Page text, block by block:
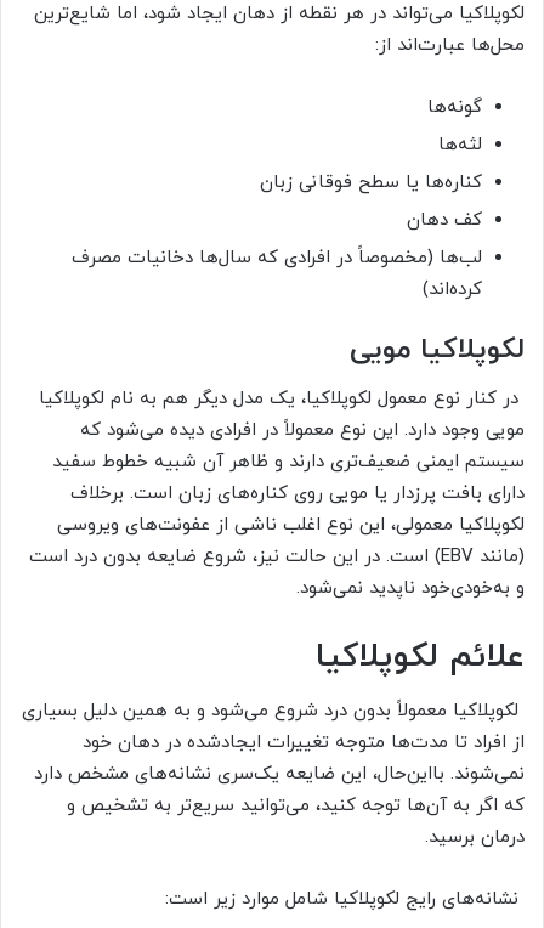
لکوپلاکیا می‌تواند در هر نقطه از دهان ایجاد شود، اما شایع‌ترین
محل‌ها عبارت‌اند از:
گونه‌ها
لثه‌ها
کناره‌ها یا سطح فوقانی زبان
کف دهان
لب‌ها (مخصوصاً در افرادی که سال‌ها دخانیات مصرف
کرده‌اند)
لکوپلاکیا مویی
در کنار نوع معمول لکوپلاکیا، یک مدل دیگر هم به نام لکوپلاکیا
مویی وجود دارد. این نوع معمولاً در افرادی دیده می‌شود که
سیستم ایمنی ضعیف‌تری دارند و ظاهر آن شبیه خطوط سفید
دارای بافت پرزدار یا مویی روی کناره‌های زبان است. برخلاف
لکوپلاکیا معمولی، این نوع اغلب ناشی از عفونت‌های ویروسی
(مانند EBV) است. در این حالت نیز، شروع ضایعه بدون درد است
و به‌خودی‌خود ناپدید نمی‌شود.
علائم لکوپلاکیا
لکوپلاکیا معمولاً بدون درد شروع می‌شود و به همین دلیل بسیاری
از افراد تا مدت‌ها متوجه تغییرات ایجادشده در دهان خود
نمی‌شوند. بااین‌حال، این ضایعه یک‌سری نشانه‌های مشخص دارد
که اگر به آن‌ها توجه کنید، می‌توانید سریع‌تر به تشخیص و
درمان برسید.
نشانه‌های رایج لکوپلاکیا شامل موارد زیر است: